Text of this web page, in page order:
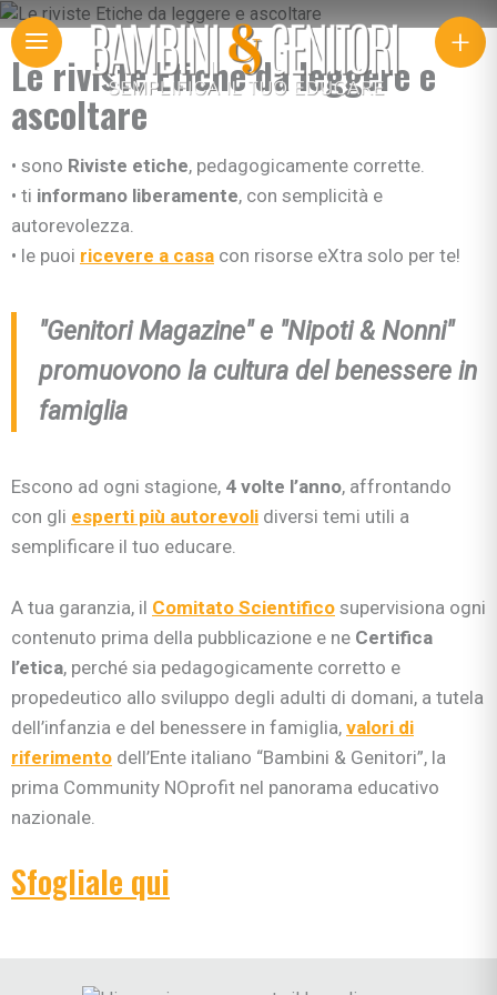
+
Le riviste Etiche da leggere e
ascoltare
• sono Riviste etiche, pedagogicamente corrette.
• ti informano liberamente, con semplicità e
autorevolezza.
• le puoi ricevere a casa con risorse eXtra solo per te!
"Genitori Magazine"e "Nipoti & Nonni"
promuovono la cultura del benessere in
famiglia
Escono ad ogni stagione, 4 volte l’anno, affrontando
con gli esperti più autorevoli diversi temi utili a
semplificare il tuo educare.
A tua garanzia, il Comitato Scientifico supervisiona ogni
contenuto prima della pubblicazione e ne Certifica
l’etica, perché sia pedagogicamente corretto e
propedeutico allo sviluppo degli adulti di domani, a tutela
dell’infanzia e del benessere in famiglia, valori di
riferimento dell’Ente italiano “Bambini & Genitori”, la
prima Community NOprofit nel panorama educativo
nazionale.
Sfogliale qui